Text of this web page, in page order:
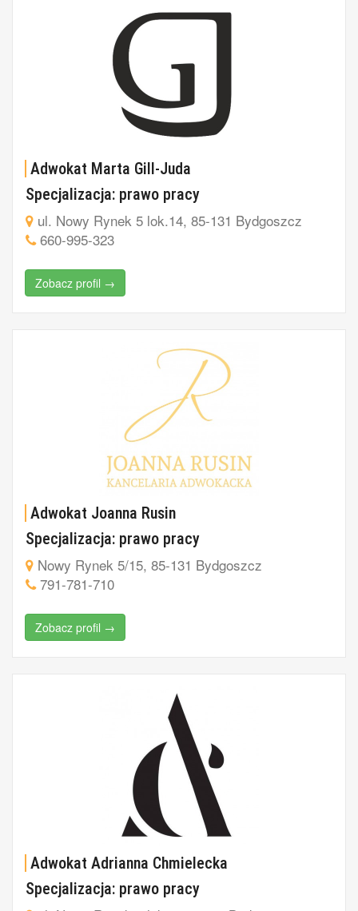
Adwokat Marta Gill-Juda
Specjalizacja: prawo pracy
ul. Nowy Rynek 5 lok.14, 85-131 Bydgoszcz
660-995-323
Zobacz profil →
Adwokat Joanna Rusin
Specjalizacja: prawo pracy
Nowy Rynek 5/15, 85-131 Bydgoszcz
791-781-710
Zobacz profil →
Adwokat Adrianna Chmielecka
Specjalizacja: prawo pracy